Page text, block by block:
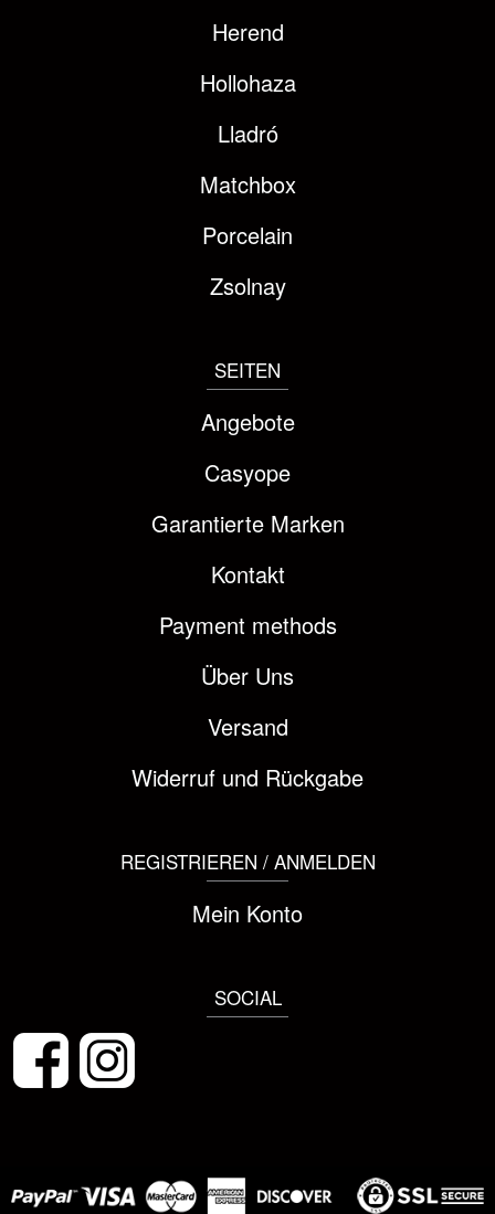
Herend
Hollohaza
Lladró
Matchbox
Porcelain
Zsolnay
SEITEN
Angebote
Casyope
Garantierte Marken
Kontakt
Payment methods
Über Uns
Versand
Widerruf und Rückgabe
REGISTRIEREN / ANMELDEN
Mein Konto
SOCIAL